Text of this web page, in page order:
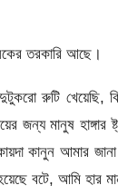
তরকারি আছে।
রুটি খেয়েছি,
জন্য মানুষ
কানুন আমার
বটে, আমি